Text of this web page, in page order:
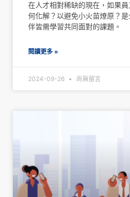
在人才相對稀缺的現在，如果
何化解？以避免小火苗燎原？
伴皆需學習共同面對的課題。
閱讀更多 »
2024-09-26 尚無留言